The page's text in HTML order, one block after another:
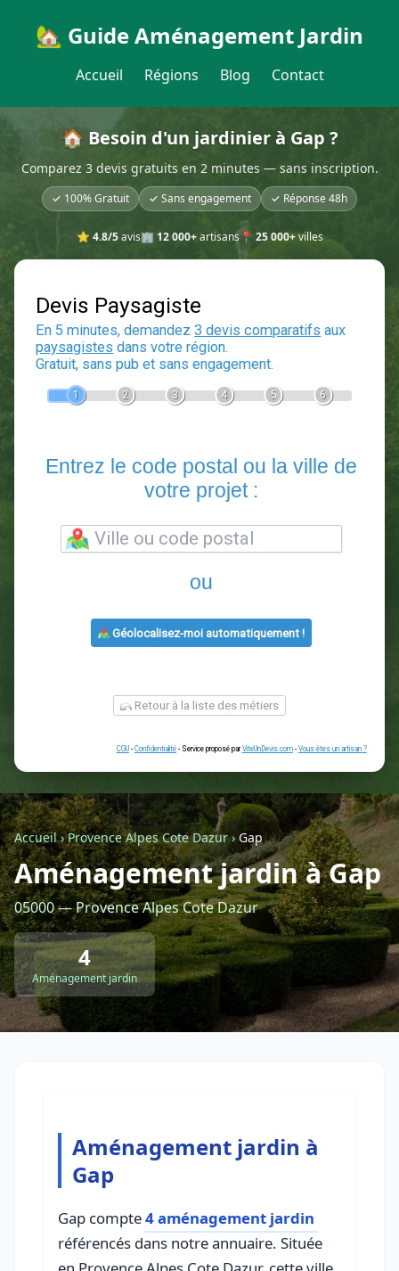
🏡 Guide Aménagement Jardin
Accueil Régions Blog Contact
🏠 Besoin d'un jardinier à Gap ?
Comparez 3 devis gratuits en 2 minutes — sans inscription.
✓ 100% Gratuit ✓ Sans engagement ✓ Réponse 48h
⭐ 4.8/5avis🏢 12 000+artisans📍 25 000+villes
Devis Paysagiste
En 5 minutes, demandez3 devis comparatifs
votre projet :
ou
Géolocalisez-moi automatiquement !
Retour à la liste des métiers
CGU-Confidentialité - Service proposé parViteUnDevis.com-Vous
Accueil›Provence Alpes Cote Dazur› Gap
Aménagement jardin à Gap
05000 — Provence Alpes Cote Dazur
4
Aménagement jardin
Aménagement jardin à
Gap
Gap compte4 aménagement jardin
référencés dans notre annuaire. Située